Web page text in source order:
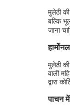
मुलेठी
बल्कि
जाना
मुलेठी
वाली
द्वारा
पाचन